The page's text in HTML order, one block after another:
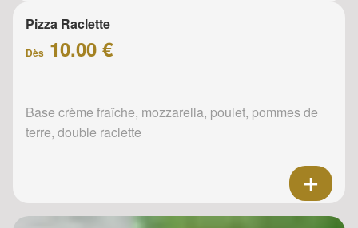
Pizza Raclette
Dès 10.00 €
Base crème fraîche, mozzarella, poulet, pommes de
terre, double raclette